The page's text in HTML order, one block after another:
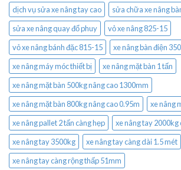
dịch vụ sửa xe nâng tay cao
sửa chữa xe nâng
sửa xe nâng quay đổ phuy
vỏ xe nâng 825-15
vỏ xe nâng bánh đặc 815-15
xe nâng bàn điện
xe nâng máy móc thiết bị
xe nâng mặt bàn 1 tấn
xe nâng mặt bàn 500kg nâng cao 1300mm
xe nâng mặt bàn 800kg nâng cao 0.95m
xe nâng
xe nâng pallet 2 tấn càng hẹp
xe nâng tay 2000kg
xe nâng tay 3500kg
xe nâng tay càng dài 1.5 mét
xe nâng tay càng rộng thấp 51mm